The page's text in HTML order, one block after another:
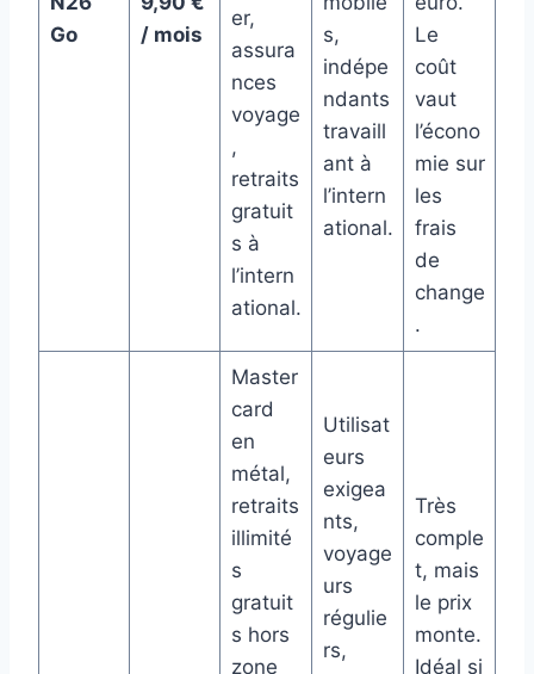
Go
/ mois
er,
assura
nces
voyage
,
retraits
gratuit
s à
l’intern
ational.
s,
indépe
ndants
travaill
ant à
l’intern
ational.
Le
coût
vaut
l’écono
mie sur
les
frais
de
change
.
Master
card
en
métal,
retraits
illimité
s
gratuit
s hors
zone
Utilisat
eurs
exigea
nts,
voyage
urs
régulie
rs,
Très
comple
t, mais
le prix
monte.
Idéal si